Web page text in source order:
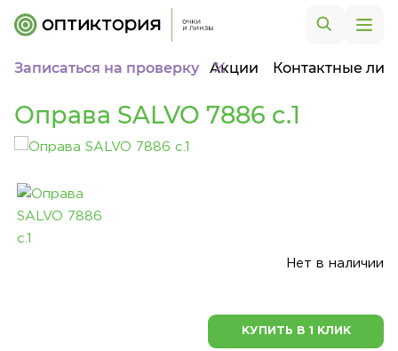
Записаться на проверку Акции Контактные
Оправа SALVO 7886 c.1
Нет в наличии
КУПИТЬ В 1 КЛИК